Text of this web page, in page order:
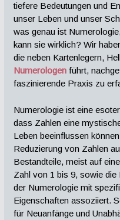
tiefere Bedeutungen und
unser Leben und unser
was genau ist
kann sie wirklich? Wir
die neben Kartenlegern,
Numerologenführt,
faszinierende Praxis zu
Numerologie ist eine
dass Zahlen eine
Leben beeinflussen
Reduzierung von Zahlen
Bestandteile, meist auf
Zahl von 1 bis 9, sowie die
der Numerologie mit
Eigenschaften assoziiert.
für Neuanfänge und